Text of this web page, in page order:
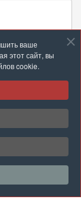
ваше
этот сайт, вы
cookie.
данных, мне